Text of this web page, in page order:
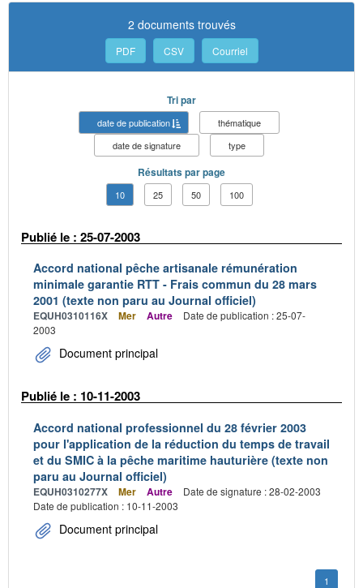
2 documents trouvés
PDF CSV Courriel
Tri par
date de publication
thématique
date de signature
type
Résultats par page
10 25 50 100
Publié le : 25-07-2003
Accord national pêche artisanale rémunération
minimale garantie RTT - Frais commun du 28 mars
2001 (texte non paru au Journal officiel)
EQUH0310116X Mer Autre
Date de publication : 25-07-
2003
Document principal
Publié le : 10-11-2003
Accord national professionnel du 28 février 2003
pour l'application de la réduction du temps de travail
et du SMIC à la pêche maritime hauturière (texte non
paru au Journal officiel)
EQUH0310277X Mer Autre
Date de signature : 28-02-2003
Date de publication : 10-11-2003
Document principal
1